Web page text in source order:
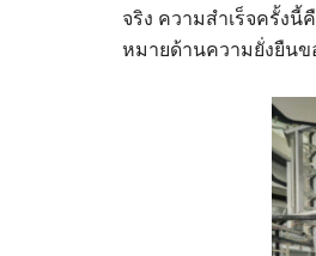
จริง ความสำเร็จครั้ง
หมายด้านความยั่งยืนข